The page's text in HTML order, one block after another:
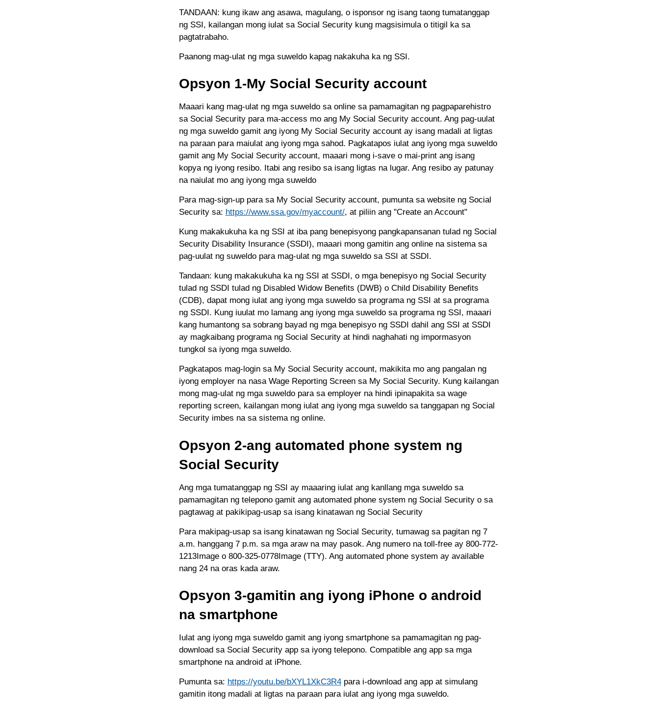
TANDAAN: kung ikaw ang asawa, magulang, o isponsor ng isang taong tumatanggap
ng SSI, kailangan mong iulat sa Social Security kung magsisimula o titigil ka sa
pagtatrabaho.
Paanong mag-ulat ng mga suweldo kapag nakakuha ka ng SSI.
Opsyon 1-My Social Security account
Maaari kang mag-ulat ng mga suweldo sa online sa pamamagitan ng pagpaparehistro
sa Social Security para ma-access mo ang My Social Security account. Ang pag-uulat
ng mga suweldo gamit ang iyong My Social Security account ay isang madali at ligtas
na paraan para maiulat ang iyong mga sahod. Pagkatapos iulat ang iyong mga suweldo
gamit ang My Social Security account, maaari mong i-save o mai-print ang isang
kopya ng iyong resibo. Itabi ang resibo sa isang ligtas na lugar. Ang resibo ay patunay
na naiulat mo ang iyong mga suweldo
Para mag-sign-up para sa My Social Security account, pumunta sa website ng Social
Security sa: https://www.ssa.gov/myaccount/, at piliin ang "Create an Account"
Kung makakukuha ka ng SSI at iba pang benepisyong pangkapansanan tulad ng Social
Security Disability Insurance (SSDI), maaari mong gamitin ang online na sistema sa
pag-uulat ng suweldo para mag-ulat ng mga suweldo sa SSI at SSDI.
Tandaan: kung makakukuha ka ng SSI at SSDI, o mga benepisyo ng Social Security
tulad ng SSDI tulad ng Disabled Widow Benefits (DWB) o Child Disability Benefits
(CDB), dapat mong iulat ang iyong mga suweldo sa programa ng SSI at sa programa
ng SSDI. Kung iuulat mo lamang ang iyong mga suweldo sa programa ng SSI, maaari
kang humantong sa sobrang bayad ng mga benepisyo ng SSDI dahil ang SSI at SSDI
ay magkaibang programa ng Social Security at hindi naghahati ng impormasyon
tungkol sa iyong mga suweldo.
Pagkatapos mag-login sa My Social Security account, makikita mo ang pangalan ng
iyong employer na nasa Wage Reporting Screen sa My Social Security. Kung kailangan
mong mag-ulat ng mga suweldo para sa employer na hindi ipinapakita sa wage
reporting screen, kailangan mong iulat ang iyong mga suweldo sa tanggapan ng Social
Security imbes na sa sistema ng online.
Opsyon 2-ang automated phone system ng
Social Security
Ang mga tumatanggap ng SSI ay maaaring iulat ang kanllang mga suweldo sa
pamamagitan ng telepono gamit ang automated phone system ng Social Security o sa
pagtawag at pakikipag-usap sa isang kinatawan ng Social Security
Para makipag-usap sa isang kinatawan ng Social Security, tumawag sa pagitan ng 7
a.m. hanggang 7 p.m. sa mga araw na may pasok. Ang numero na toll-free ay 800-772-
1213Image o 800-325-0778Image (TTY). Ang automated phone system ay available
nang 24 na oras kada araw.
Opsyon 3-gamitin ang iyong iPhone o android
na smartphone
Iulat ang iyong mga suweldo gamit ang iyong smartphone sa pamamagitan ng pag-
download sa Social Security app sa iyong telepono. Compatible ang app sa mga
smartphone na android at iPhone.
Pumunta sa: https://youtu.be/bXYL1XkC3R4para i-download ang app at simulang
gamitin itong madali at ligtas na paraan para iulat ang iyong mga suweldo.